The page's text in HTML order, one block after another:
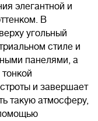
элегантной и
В
угольный
стиле и
панелями, а
и завершает
такую атмосферу,